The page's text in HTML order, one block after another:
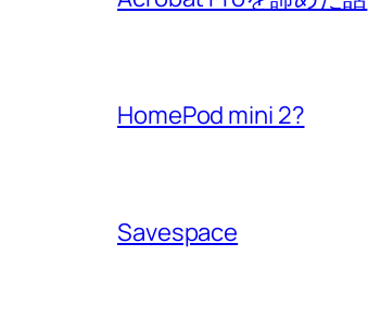
HomePod mini 2?
Savespace